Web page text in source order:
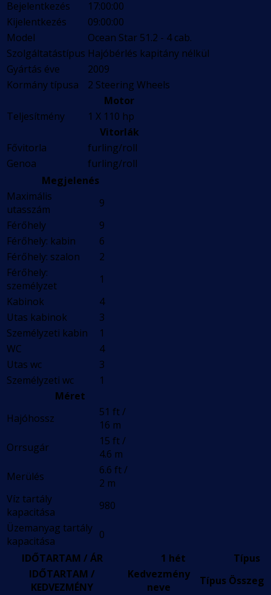
Bejelentkezés
17:00:00
Kijelentkezés
09:00:00
Model
Ocean Star 51.2 - 4 cab.
Szolgáltatástípus Hajóbérlés kapitány nélkül
Gyártás éve
2009
Kormány típusa
2 Steering Wheels
Motor
Teljesítmény
1 X 110 hp
Vitorlák
Fővitorla
furling/roll
Genoa
furling/roll
Megjelenés
Maximális
utasszám
9
Férőhely
9
Férőhely: kabin
6
Férőhely: szalon
2
Férőhely:
személyzet
1
Kabinok
4
Utas kabinok
3
Személyzeti kabin
1
WC
4
Utas wc
3
Személyzeti wc
1
Méret
Hajóhossz
51 ft /
16 m
Orrsugár
15 ft /
4.6 m
Merülés
6.6 ft /
2 m
Víz tartály
kapacitása
980
Üzemanyag tartály
kapacitása
0
IDŐTARTAM / ÁR
1 hét
Típus
IDŐTARTAM /
KEDVEZMÉNY
Kedvezmény
neve
Típus Összeg